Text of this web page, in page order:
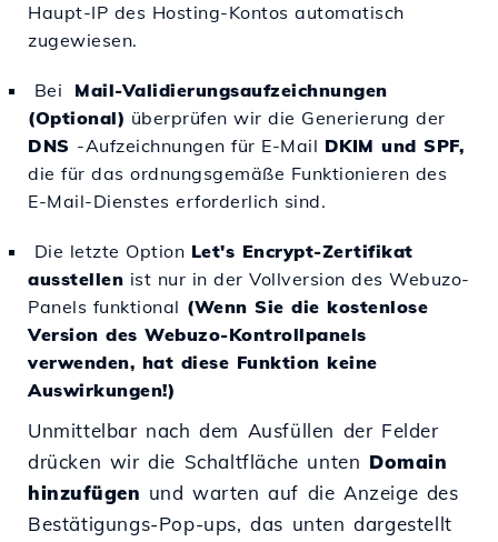
Haupt-IP des Hosting-Kontos automatisch
zugewiesen.
Bei Mail-Validierungsaufzeichnungen
(Optional) überprüfen wir die Generierung der
DNS -Aufzeichnungen für E-Mail DKIM und SPF,
die für das ordnungsgemäße Funktionieren des
E-Mail-Dienstes erforderlich sind.
Die letzte Option Let's Encrypt-Zertifikat
ausstellen ist nur in der Vollversion des Webuzo-
Panels funktional (Wenn Sie die kostenlose
Version des Webuzo-Kontrollpanels
verwenden, hat diese Funktion keine
Auswirkungen!)
Unmittelbar nach dem Ausfüllen der Felder
drücken wir die Schaltfläche unten Domain
hinzufügen und warten auf die Anzeige des
Bestätigungs-Pop-ups, das unten dargestellt